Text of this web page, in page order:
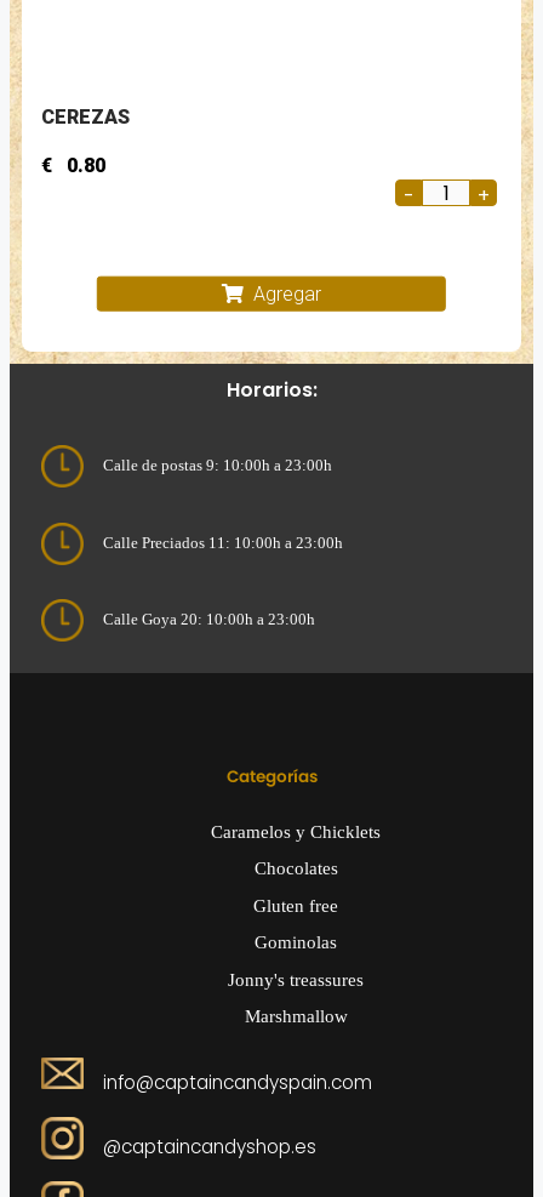
CEREZAS
€ 0.80
Agregar
Horarios:
Calle de postas 9: 10:00h a 23:00h
Calle Preciados 11: 10:00h a 23:00h
Calle Goya 20: 10:00h a 23:00h
Categorías
Caramelos y Chicklets
Chocolates
Gluten free
Gominolas
Jonny's treassures
Marshmallow
info@captaincandyspain.com
@captaincandyshop.es